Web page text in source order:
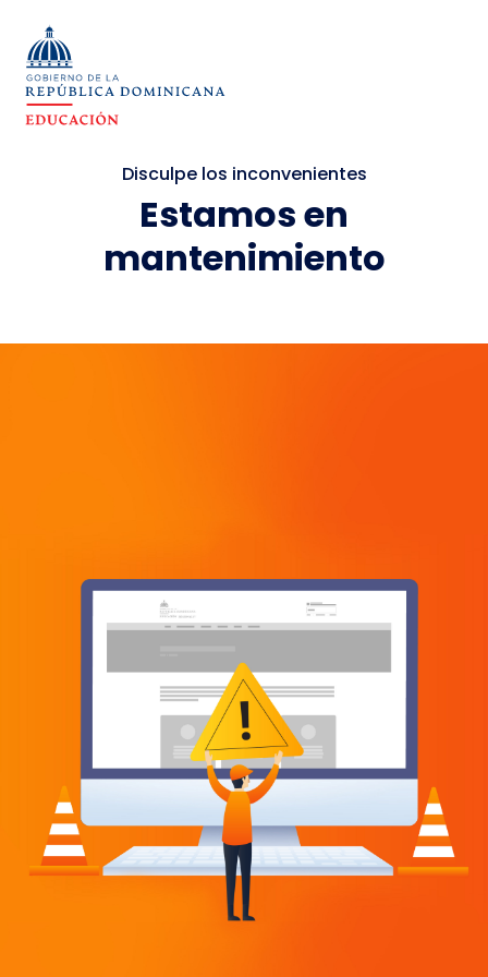
Disculpe los inconvenientes
Estamos en
mantenimiento